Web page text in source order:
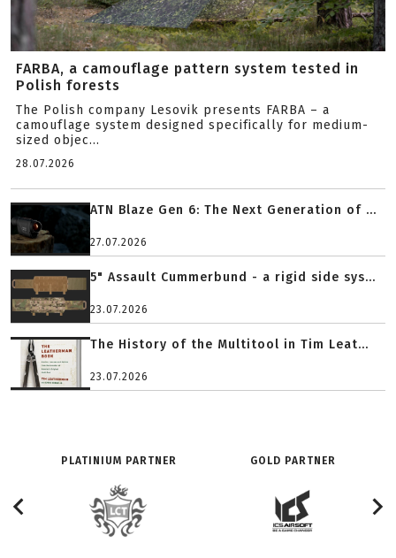
FARBA, a camouflage pattern system tested in
Polish forests
The Polish company Lesovik presents FARBA – a
camouflage system designed specifically for medium-
sized objec...
28.07.2026
ATN Blaze Gen 6: The Next Generation of ...
27.07.2026
5" Assault Cummerbund - a rigid side sys...
23.07.2026
The History of the Multitool in Tim Leat...
23.07.2026
PLATINIUM PARTNER GOLD PARTNER